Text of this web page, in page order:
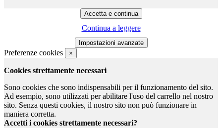
Continua a leggere
Preferenze cookies ×
Cookies strettamente necessari
Sono cookies che sono indispensabili per il funzionamento del sito.
Ad esempio, sono utilizzati per abilitare l'uso del carrello nel nostro
sito. Senza questi cookies, il nostro sito non può funzionare in
maniera corretta.
Accetti i cookies strettamente necessari?